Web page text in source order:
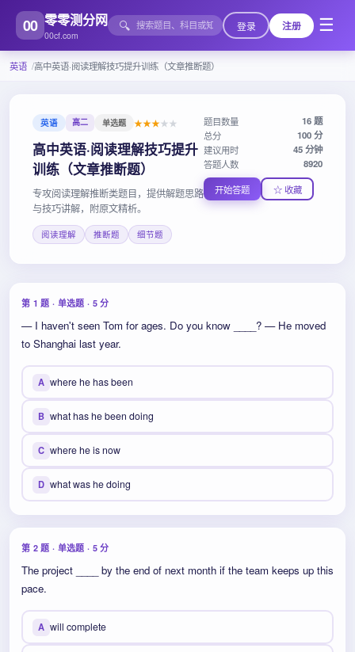
00 零零测分网
00cf.com
🔍 登录 注册 ☰
英语 高中英语·阅读理解技巧提升训练（文章推断题）
英语 高二 单选题 ★★★★ ★
高中英语·阅读理解技巧提升
训练（文章推断题）
专攻阅读理解推断类题目，提供解题思路
与技巧讲解，附原文精析。
阅读理解 推断题 细节题
题目数量 16 题
总分 100 分
建议用时 45 分钟
答题人数 8920
开始答题 ☆ 收藏
第 1 题 · 单选题 · 5 分
— I haven't seen Tom for ages. Do you know ____? — He moved
to Shanghai last year.
A where he has been
B what has he been doing
C where he is now
D what was he doing
第 2 题 · 单选题 · 5 分
The project ____ by the end of next month if the team keeps up this
pace.
A will complete